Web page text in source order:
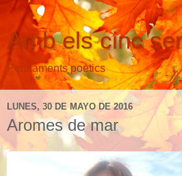
Amb els cinc
Pensaments poètics
LUNES, 30 DE MAYO DE 2016
Aromes de mar